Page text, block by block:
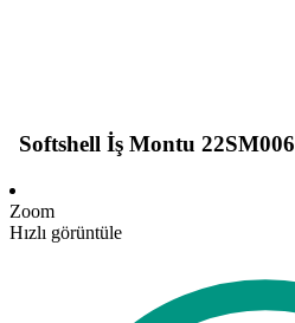
Softshell İş Montu 22SM006
Zoom
Hızlı görüntüle